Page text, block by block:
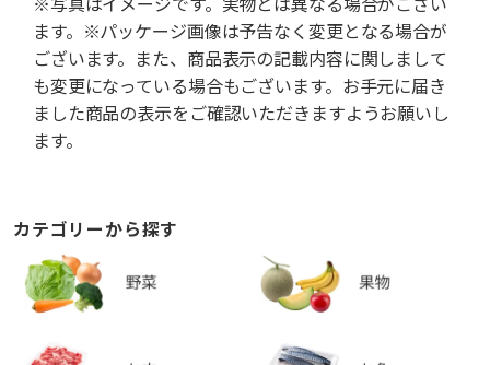
ます。※パッケージ画像は予告なく変更となる場合が
ございます。また、商品表示の記載内容に関しまして
も変更になっている場合もございます。お手元に届き
ました商品の表示をご確認いただきますようお願いし
ます。
カテゴリーから探す